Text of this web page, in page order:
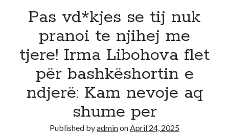
Pas vd*kjes se tij nuk
pranoi te njihej me
tjere! Irma Libohova flet
për bashkëshortin e
ndjerë: Kam nevoje aq
shume per
Published byadminonApril 24, 2025